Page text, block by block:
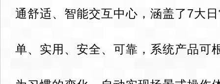
通舒适、智能交互中心，涵盖了7大
单、实用、安全、可靠，系统产品可